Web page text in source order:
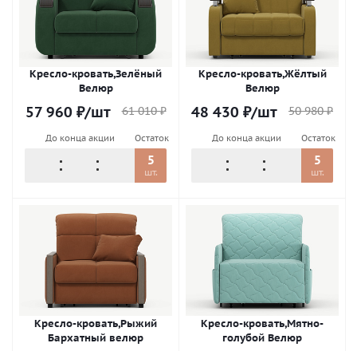
Кресло-кровать,Зелёный
Велюр
57 960 ₽/шт 61 010₽
До конца акции Остаток
5
шт.
Кресло-кровать,Жёлтый
Велюр
48 430 ₽/шт 50 980₽
До конца акции Остаток
5
шт.
Кресло-кровать,Рыжий
Бархатный велюр
Кресло-кровать,Мятно-
голубой Велюр